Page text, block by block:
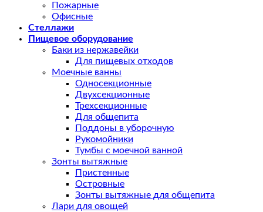
Пожарные
Офисные
Стеллажи
Пищевое оборудование
Баки из нержавейки
Для пищевых отходов
Моечные ванны
Односекционные
Двухсекционные
Трехсекционные
Для общепита
Поддоны в уборочную
Рукомойники
Тумбы с моечной ванной
Зонты вытяжные
Пристенные
Островные
Зонты вытяжные для общепита
Лари для овощей